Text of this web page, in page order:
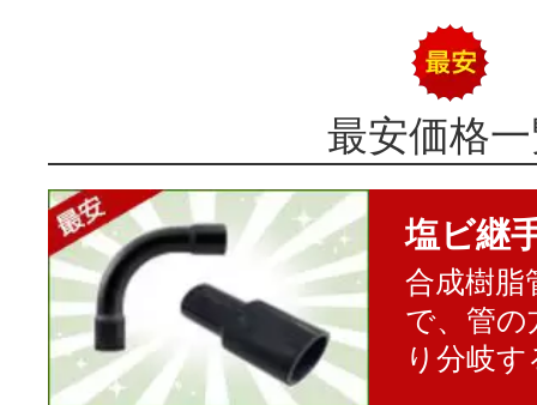
最安価格
塩ビ継
合成樹脂
で、管の
り分岐